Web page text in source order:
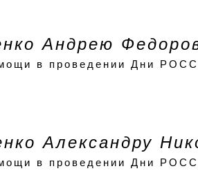
Андрею
в проведении Дни
Александру
в проведении Дни